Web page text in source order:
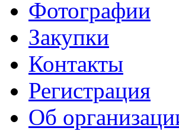
Фотографии
Закупки
Контакты
Регистрация
Об